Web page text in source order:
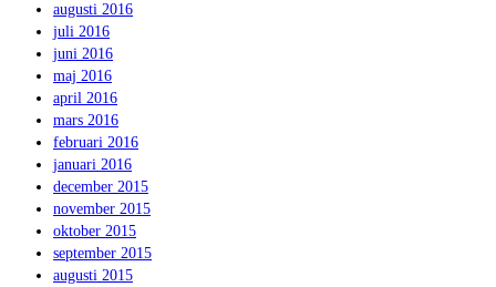
augusti 2016
juli 2016
juni 2016
maj 2016
april 2016
mars 2016
februari 2016
januari 2016
december 2015
november 2015
oktober 2015
september 2015
augusti 2015